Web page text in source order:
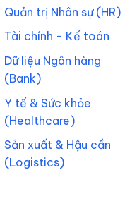
Quản trị Nhân sự (HR)
Tài chính - Kế toán
Dữ liệu Ngân hàng
(Bank)
Y tế & Sức khỏe
(Healthcare)
Sản xuất & Hậu cần
(Logistics)